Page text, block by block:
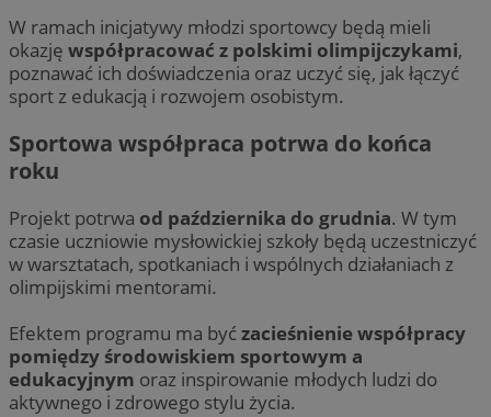
W ramach inicjatywy młodzi sportowcy będą mieli
okazję współpracować z polskimi olimpijczykami,
poznawać ich doświadczenia oraz uczyć się, jak łączyć
sport z edukacją i rozwojem osobistym.
Sportowa współpraca potrwa do końca
roku
Projekt potrwa od października do grudnia. W tym
czasie uczniowie mysłowickiej szkoły będą uczestniczyć
w warsztatach, spotkaniach i wspólnych działaniach z
olimpijskimi mentorami.
Efektem programu ma byćzacieśnienie współpracy
pomiędzy środowiskiem sportowym a
edukacyjnym oraz inspirowanie młodych ludzi do
aktywnego i zdrowego stylu życia.